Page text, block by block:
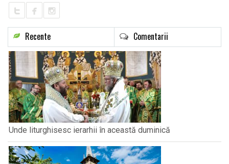
Recente Comentarii
Unde liturghisesc ierarhii în această duminică